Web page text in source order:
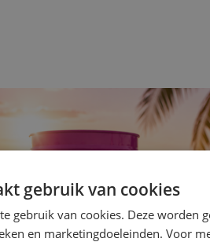
gebruik van cookies
gebruik van cookies. Deze worden
en marketingdoeleinden. Voor